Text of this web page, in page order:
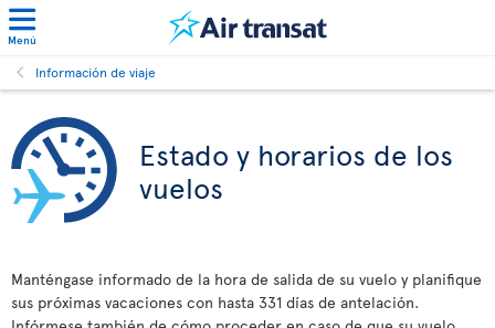
Menú
Información de viaje
Estado y horarios de los
vuelos
Manténgase informado de la hora de salida de su vuelo y planifique
sus próximas vacaciones con hasta 331 días de antelación.